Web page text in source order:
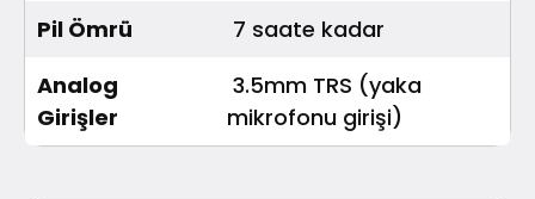
Pil Ömrü
7 saate kadar
Analog
Girişler
3.5mm TRS (yaka
mikrofonu girişi)